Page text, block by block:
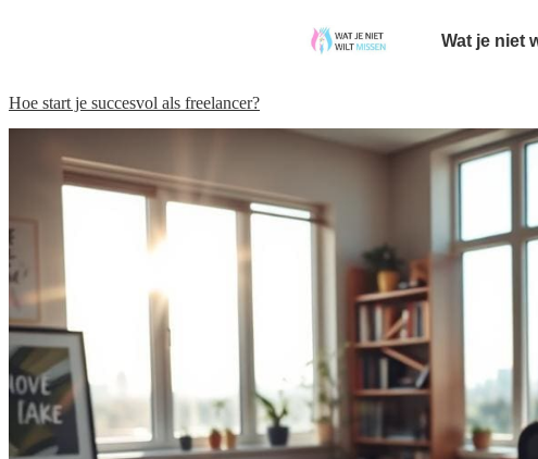
Wat je niet
Hoe start je succesvol als freelancer?